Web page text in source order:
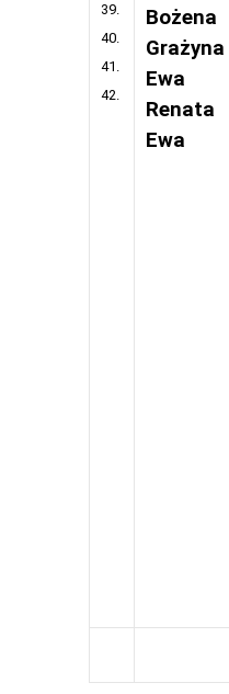
39.
40.
41.
42.
Bożena
Grażyna
Ewa
Renata
Ewa